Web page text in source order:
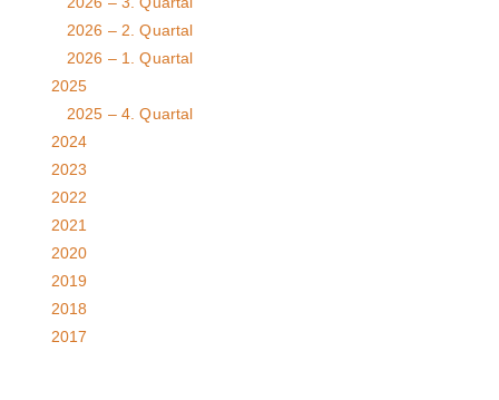
2026 – 2. Quartal
2026 – 1. Quartal
2025
2025 – 4. Quartal
2024
2023
2022
2021
2020
2019
2018
2017